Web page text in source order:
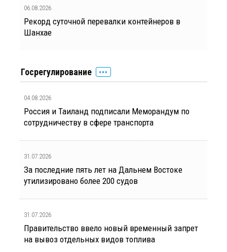
06.08.2026
Рекорд суточной перевалки контейнеров в
Шанхае
Госрегулирование
04.08.2026
Россия и Таиланд подписали Меморандум по
сотрудничеству в сфере транспорта
31.07.2026
За последние пять лет на Дальнем Востоке
утилизировано более 200 судов
31.07.2026
Правительство ввело новый временный запрет
на вывоз отдельных видов топлива